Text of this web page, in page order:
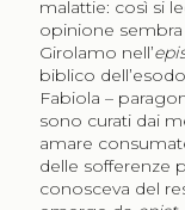
malattie: così si
opinione
Girolamo nell’
biblico
Fabiola –
sono curati dai
amare
delle sofferenze
conosceva del